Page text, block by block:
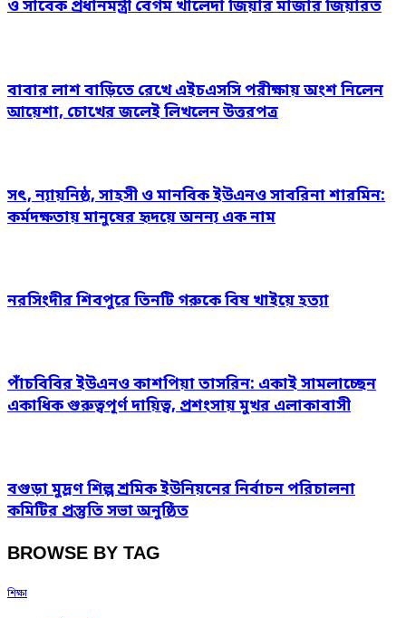
ও সাবেক প্রধানমন্ত্রী বেগম খালেদা জিয়ার মাজার জিয়ারত
বাবার লাশ বাড়িতে রেখে এইচএসসি পরীক্ষায় অংশ নিলেন
আয়েশা, চোখের জলেই লিখলেন উত্তরপত্র
সৎ, ন্যায়নিষ্ঠ, সাহসী ও মানবিক ইউএনও সাবরিনা শারমিন:
কর্মদক্ষতায় মানুষের হৃদয়ে অনন্য এক নাম
নরসিংদীর শিবপুরে তিনটি গরুকে বিষ খাইয়ে হত্যা
পাঁচবিবির ইউএনও কাশপিয়া তাসরিন: একাই সামলাচ্ছেন
একাধিক গুরুত্বপূর্ণ দায়িত্ব, প্রশংসায় মুখর এলাকাবাসী
বগুড়া মুদ্রণ শিল্প শ্রমিক ইউনিয়নের নির্বাচন পরিচালনা
কমিটির প্রস্তুতি সভা অনুষ্ঠিত
BROWSE BY TAG
শিক্ষা